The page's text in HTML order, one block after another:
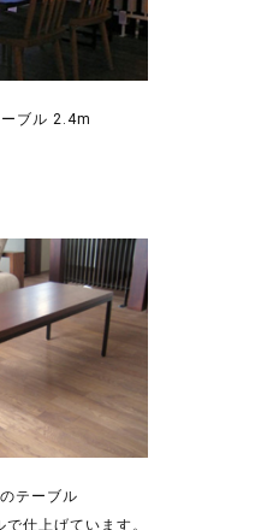
ブル 2.4m
テーブル
仕上げています。